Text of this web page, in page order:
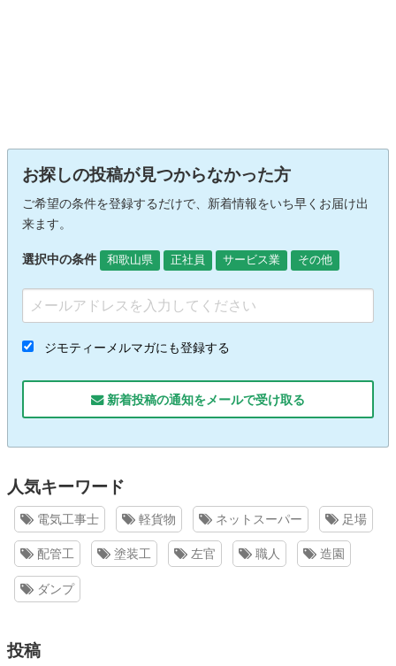
お探しの投稿が見つからなかった方
ご希望の条件を登録するだけで、新着情報をいち早くお届け出
来ます。
選択中の条件 和歌山県 正社員 サービス業 その他
ジモティーメルマガにも登録する
新着投稿の通知をメールで受け取る
人気キーワード
電気工事士 軽貨物 ネットスーパー 足場
配管工 塗装工 左官 職人 造園
ダンプ
投稿